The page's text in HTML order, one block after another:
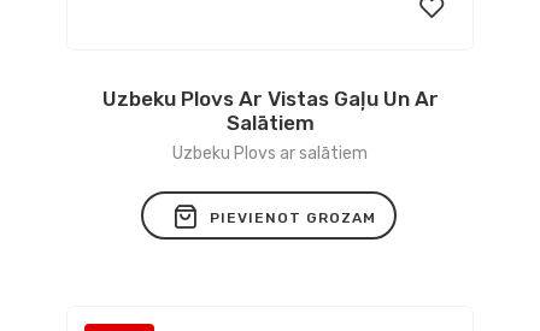
Pievienot
Uzbeku Plovs Ar Vistas Gaļu Un Ar
Salātiem
Uzbeku Plovs ar salātiem
PIEVIENOT GROZAM